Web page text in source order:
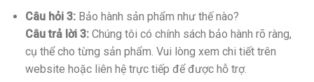
Câu hỏi 3:Bảo hành sản phẩm như thế nào?
Câu trả lời 3:Chúng tôi có chính sách bảo hành rõ ràng,
cụ thể cho từng sản phẩm. Vui lòng xem chi tiết trên
website hoặc liên hệ trực tiếp để được hỗ trợ.